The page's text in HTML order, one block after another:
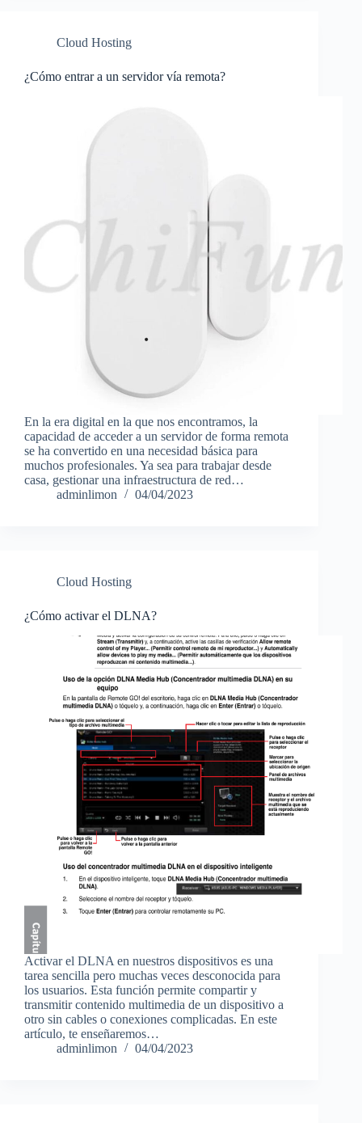
Cloud Hosting
¿Cómo entrar a un servidor vía remota?
En la era digital en la que nos encontramos, la
capacidad de acceder a un servidor de forma remota
se ha convertido en una necesidad básica para
muchos profesionales. Ya sea para trabajar desde
casa, gestionar una infraestructura de red…
adminlimon
04/04/2023
Cloud Hosting
¿Cómo activar el DLNA?
Activar el DLNA en nuestros dispositivos es una
tarea sencilla pero muchas veces desconocida para
los usuarios. Esta función permite compartir y
transmitir contenido multimedia de un dispositivo a
otro sin cables o conexiones complicadas. En este
artículo, te enseñaremos…
adminlimon
04/04/2023